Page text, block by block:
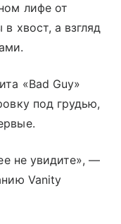
лифе от
хвост, а взгляд
«Bad Guy»
под грудью,
не увидите», —
Vanity